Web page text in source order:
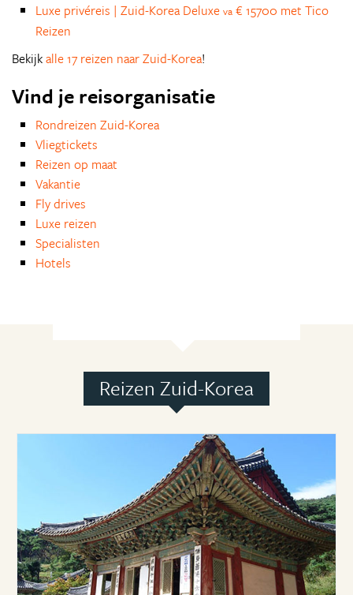
Luxe privéreis | Zuid-Korea Deluxe va € 15700 met Tico
Reizen
Bekijkalle 17 reizen naar Zuid-Korea!
Vind je reisorganisatie
Rondreizen Zuid-Korea
Vliegtickets
Reizen op maat
Vakantie
Fly drives
Luxe reizen
Specialisten
Hotels
Reizen Zuid-Korea